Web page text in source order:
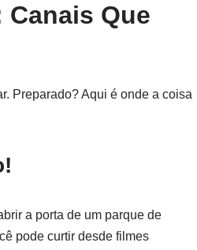
Canais Que
Preparado? Aqui é onde a coisa
a porta de um parque de
pode curtir desde filmes